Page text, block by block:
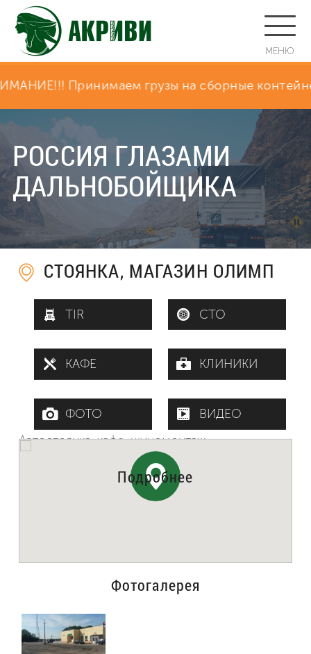
МЕНЮ
Принимаем грузы на сборные
РОССИЯ ГЛАЗАМИ
ДАЛЬНОБОЙЩИКА
СТОЯНКА, МАГАЗИН ОЛИМП
TIR СТО
КАФЕ КЛИНИКИ
ФОТО
ВИДЕО
Автостоянка, кафе, шиномонтаж
Подробнее
Фотогалерея